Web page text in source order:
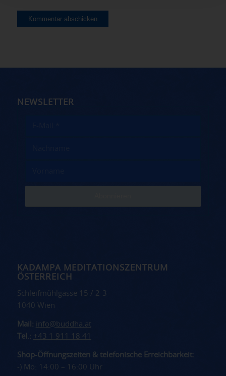
NEWSLETTER
KADAMPA MEDITATIONSZENTRUM
ÖSTERREICH
Schleifmühlgasse 15 / 2-3
1040 Wien
Mail: info@buddha.at
Tel.: +43 1 911 18 41
Shop-Öffnungszeiten & telefonische Erreichbarkeit:
-) Mo: 14:00 – 16:00 Uhr